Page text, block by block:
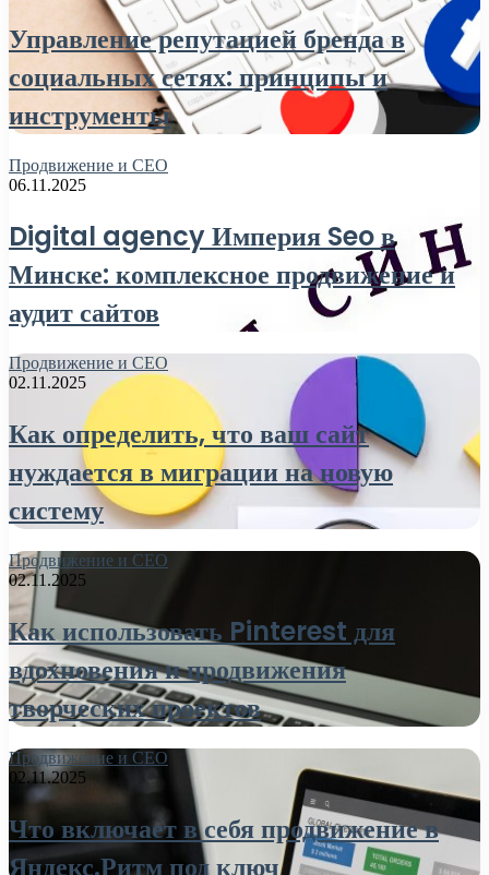
Управление репутацией бренда в
социальных сетях: принципы и
инструменты
Продвижение и СЕО
06.11.2025
Digital agency Империя Seo в
Минске: комплексное продвижение и
аудит сайтов
Продвижение и СЕО
02.11.2025
Как определить, что ваш сайт
нуждается в миграции на новую
систему
Продвижение и СЕО
02.11.2025
Как использовать Pinterest для
вдохновения и продвижения
творческих проектов
Продвижение и СЕО
02.11.2025
Что включает в себя продвижение в
Яндекс.Ритм под ключ